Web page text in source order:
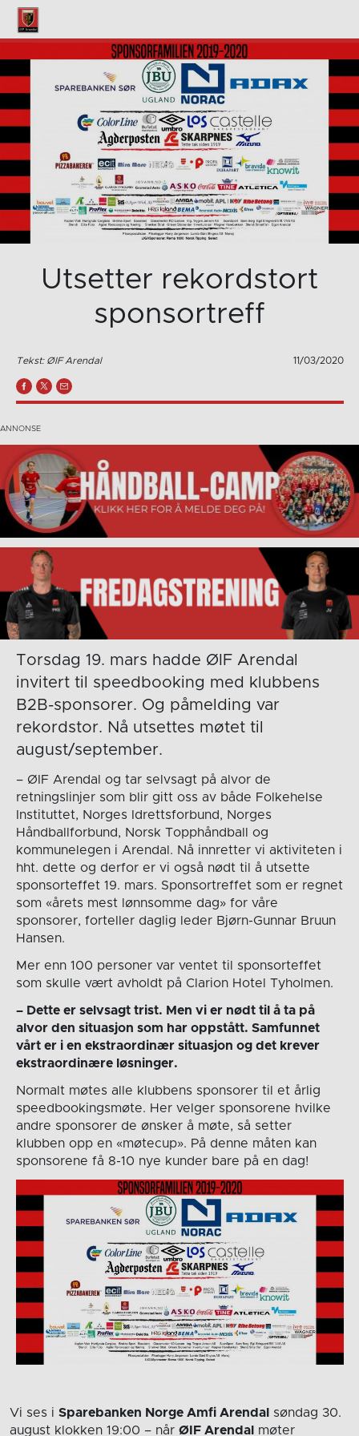
Utsetter rekordstort
sponsortreff
Tekst: ØIF Arendal 11/03/2020
Torsdag 19. mars hadde ØIF Arendal
invitert til speedbooking med klubbens
B2B-sponsorer. Og påmelding var
rekordstor. Nå utsettes møtet til
august/september.
– ØIF Arendal og tar selvsagt på alvor de
retningslinjer som blir gitt oss av både Folkehelse
Instituttet, Norges Idrettsforbund, Norges
Håndballforbund, Norsk Topphåndball og
kommunelegen i Arendal. Nå innretter vi aktiviteten i
hht. dette og derfor er vi også nødt til å utsette
sponsorteffet 19. mars. Sponsortreffet som er regnet
som «årets mest lønnsomme dag» for våre
sponsorer, forteller daglig leder Bjørn-Gunnar Bruun
Hansen.
Mer enn 100 personer var ventet til sponsorteffet
som skulle vært avholdt på Clarion Hotel Tyholmen.
– Dette er selvsagt trist. Men vi er nødt til å ta på
alvor den situasjon som har oppstått. Samfunnet
vårt er i en ekstraordinær situasjon og det krever
ekstraordinære løsninger.
Normalt møtes alle klubbens sponsorer til et årlig
speedbookingsmøte. Her velger sponsorene hvilke
andre sponsorer de ønsker å møte, så setter
klubben opp en «møtecup». På denne måten kan
sponsorene få 8-10 nye kunder bare på en dag!
Vi ses i Sparebanken Norge Amfi Arendal
søndag 30.
august klokken 19:00 – når ØIF Arendal møter